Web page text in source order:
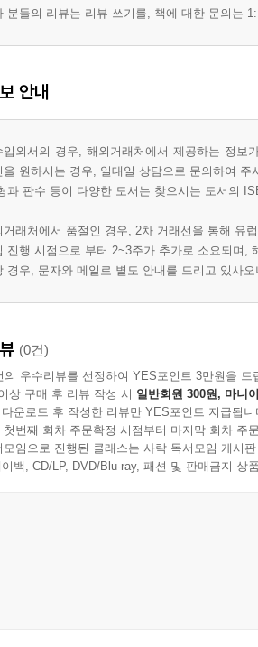
분들의 리뷰는 리뷰 쓰기를, 책에 대한 문의는
안내
입외서의 경우, 해외거래처에서 제공하는 정
을 원하시는 경우, 일대일 상담으로 문의하여 주
과 판수 등이 다양한 도서는 찾으시는 도서의
거래처에서 품절인 경우, 2차 거래선을 통해 유
진행 시점으로 부터 2~3주가 추가로 소요되며,
경우, 문자와 메일로 별도 안내를 드리고 있사
(0건)
의 우수리뷰를 선정하여 YES포인트 3만원을 드
상 구매 후 리뷰 작성 시 일반회원 300원, 마니
운로드 후 작성한 리뷰만 YES포인트 지급됩니
첫번째 회차 주문확정 시점부터 마지막 회차 주
모임으로 진행된 클래스는 사락 독서모임 게시
백, CD/LP, DVD/Blu-ray, 패션 및 판매금지 상